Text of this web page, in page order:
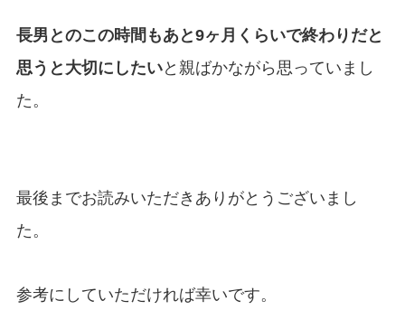
長男とのこの時間もあと9ヶ月くらいで終わりだと
思うと大切にしたいと親ばかながら思っていまし
た。
最後までお読みいただきありがとうございまし
た。
参考にしていただければ幸いです。